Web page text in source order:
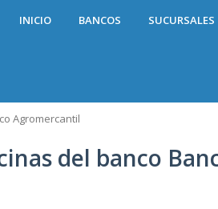
INICIO BANCOS SUCURSALES
Agromercantil
del banco